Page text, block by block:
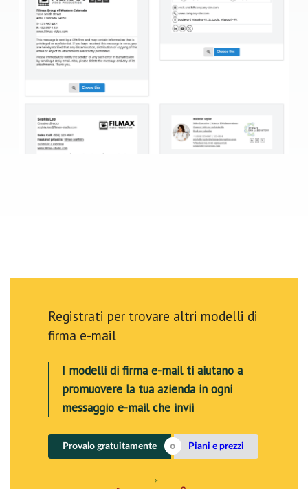
Registrati per trovare altri modelli di
firma e-mail
I modelli di firma e-mail ti aiutano a
promuovere la tua azienda in ogni
messaggio e-mail che invii
Provalo gratuitamente Piani e prezzi